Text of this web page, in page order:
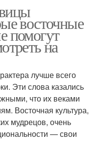
восточные
помогут
на
лучше всего
Эти слова казались
что их веками
Восточная культура,
мудрецов, очень
— свои